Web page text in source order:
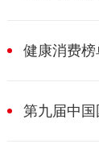
健康消费榜单全球
第九届中国国际中